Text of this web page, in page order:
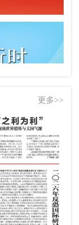
更多>>